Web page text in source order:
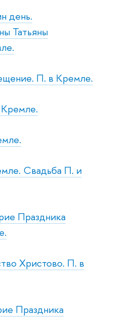
день.
Татьяны
П. в Кремле.
Свадьба П. и
Праздника
Христово. П. в
Праздника